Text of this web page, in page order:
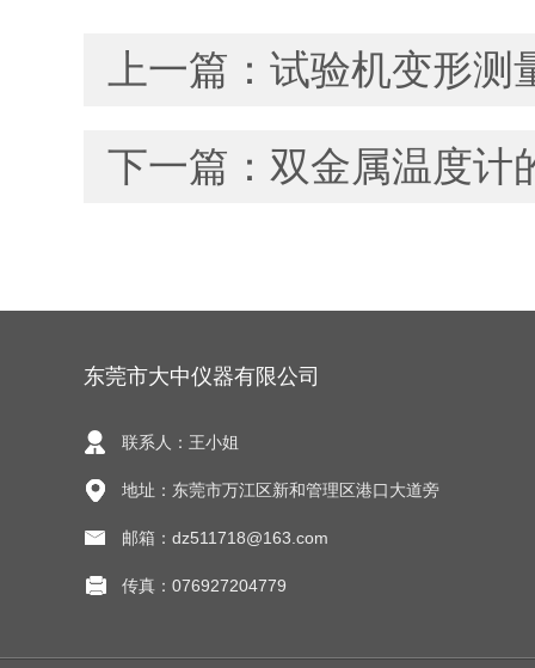
上一篇： 试验机变形测
下一篇： 双金属温度计
东莞市大中仪器有限公司
联系人：王小姐
地址：东莞市万江区新和管理区港口大道旁
邮箱：dz511718@163.com
传真：076927204779